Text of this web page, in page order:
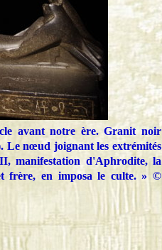
avant notre ère. Granit noir
Le nœud joignant les extrémités
manifestation d'Aphrodite, la
frère, en imposa le culte. » ©